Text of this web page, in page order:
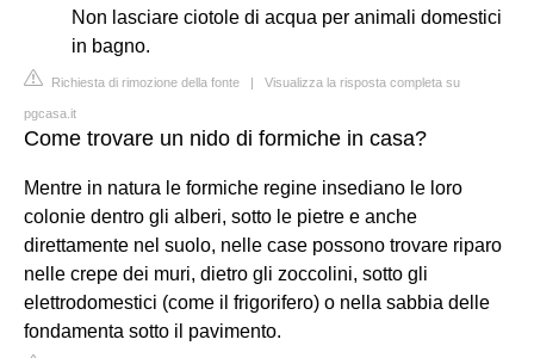
Non lasciare ciotole di acqua per animali domestici
in bagno.
Richiesta di rimozione della fonte | Visualizza la risposta completa su
pgcasa.it
Come trovare un nido di formiche in casa?
Mentre in natura le formiche regine insediano le loro
colonie dentro gli alberi, sotto le pietre e anche
direttamente nel suolo, nelle case possono trovare riparo
nelle crepe dei muri, dietro gli zoccolini, sotto gli
elettrodomestici (come il frigorifero) o nella sabbia delle
fondamenta sotto il pavimento.